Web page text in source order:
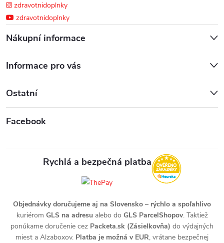
zdravotnidoplnky
zdravotnidoplnky
Nákupní informace
Informace pro vás
Ostatní
Facebook
Rychlá a bezpečná platba
Objednávky doručujeme aj na Slovensko – rýchlo a spoľahlivo
kuriérom GLS na adresualebo do GLS ParcelShopov. Taktiež
ponúkame doručenie cez Packeta.sk (Zásielkovňa) do výdajných
miest a Alzaboxov. Platba je možná v EUR, vrátane bezpečnej